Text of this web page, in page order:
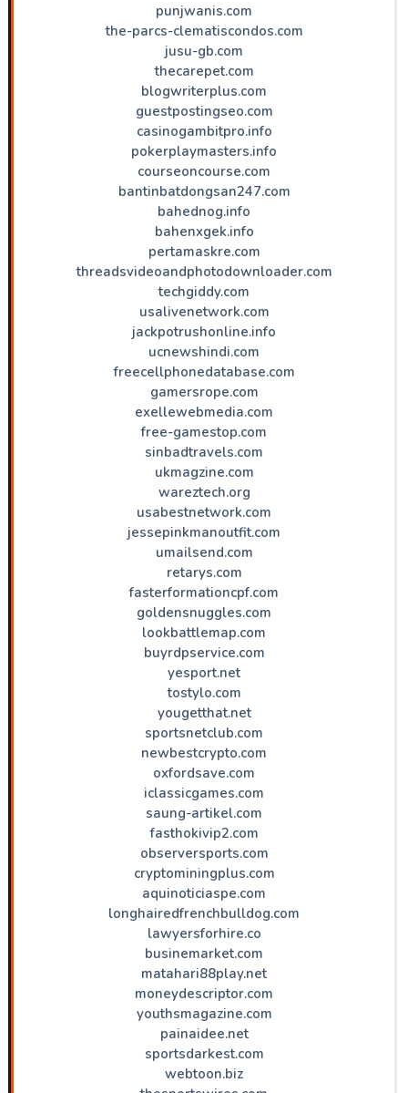
punjwanis.com
the-parcs-clematiscondos.com
jusu-gb.com
thecarepet.com
blogwriterplus.com
guestpostingseo.com
casinogambitpro.info
pokerplaymasters.info
courseoncourse.com
bantinbatdongsan247.com
bahednog.info
bahenxgek.info
pertamaskre.com
threadsvideoandphotodownloader.com
techgiddy.com
usalivenetwork.com
jackpotrushonline.info
ucnewshindi.com
freecellphonedatabase.com
gamersrope.com
exellewebmedia.com
free-gamestop.com
sinbadtravels.com
ukmagzine.com
wareztech.org
usabestnetwork.com
jessepinkmanoutfit.com
umailsend.com
retarys.com
fasterformationcpf.com
goldensnuggles.com
lookbattlemap.com
buyrdpservice.com
yesport.net
tostylo.com
yougetthat.net
sportsnetclub.com
newbestcrypto.com
oxfordsave.com
iclassicgames.com
saung-artikel.com
fasthokivip2.com
observersports.com
cryptominingplus.com
aquinoticiaspe.com
longhairedfrenchbulldog.com
lawyersforhire.co
businemarket.com
matahari88play.net
moneydescriptor.com
youthsmagazine.com
painaidee.net
sportsdarkest.com
webtoon.biz